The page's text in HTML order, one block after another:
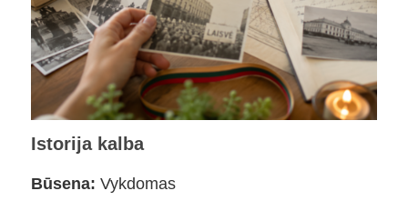
Istorija kalba
Būsena: Vykdomas